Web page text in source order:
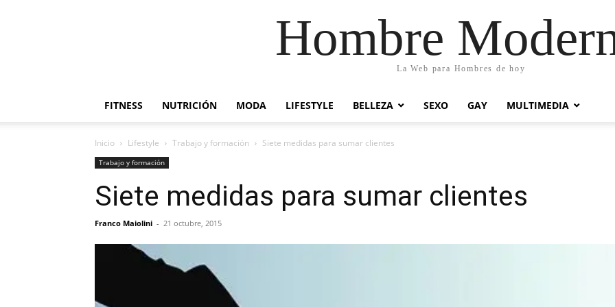
Hombre
La Web para Hombres de hoy
FITNESS NUTRICIÓN MODA LIFESTYLE BELLEZA SEXO GAY MULTIMEDIA
Inicio Lifestyle Trabajo y formación Siete medidas para sumar clientes
Trabajo y formación
Siete medidas para sumar clientes
Franco Maiolini - 21 octubre, 2015